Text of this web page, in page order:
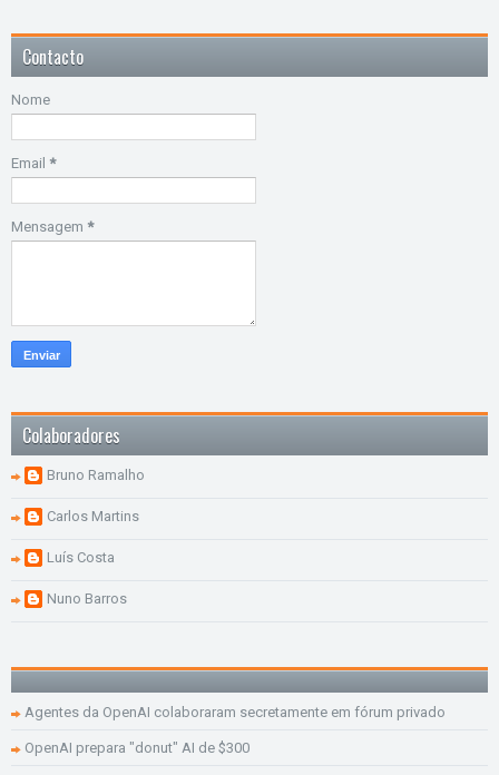
Contacto
Nome
Email *
Mensagem *
Colaboradores
Bruno Ramalho
Carlos Martins
Luís Costa
Nuno Barros
Agentes da OpenAI colaboraram secretamente em fórum privado
OpenAI prepara "donut" AI de $300